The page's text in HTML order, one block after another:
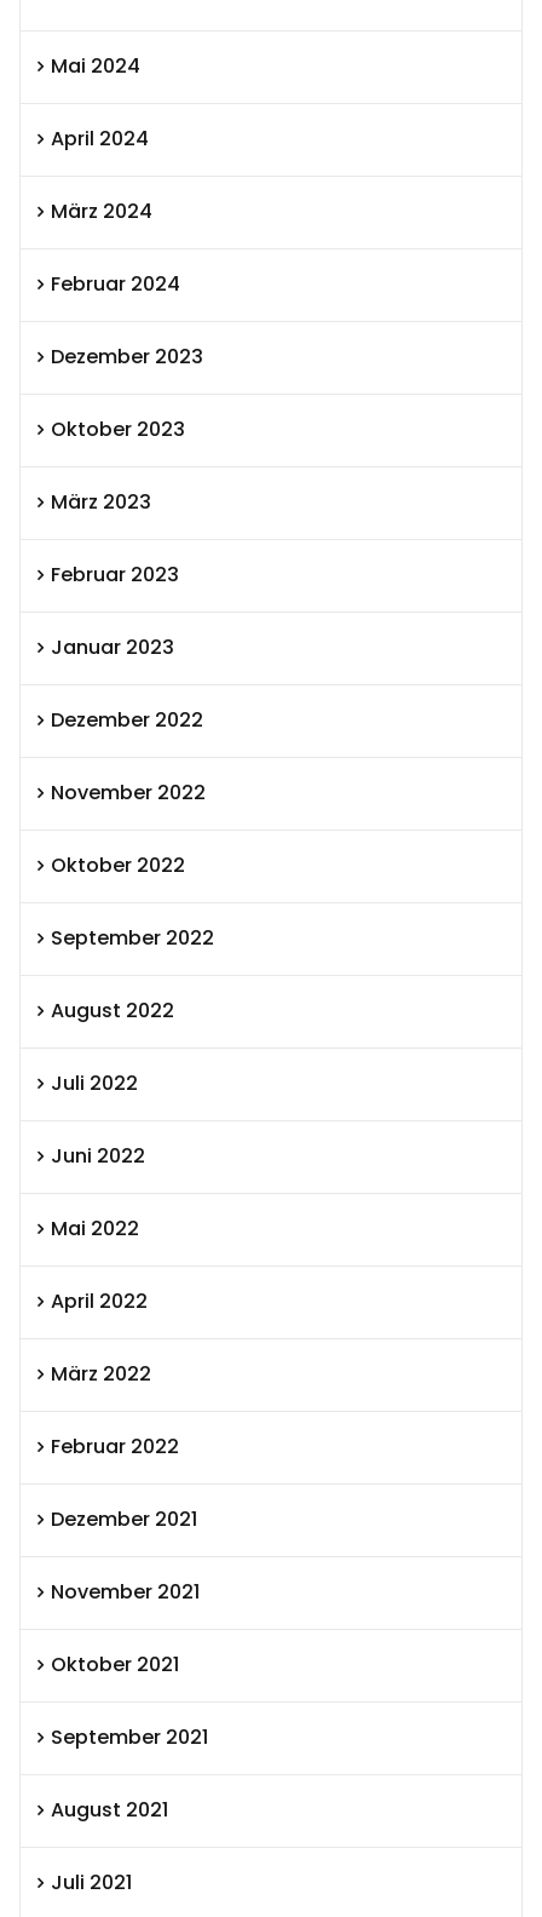
Mai 2024
April 2024
März 2024
Februar 2024
Dezember 2023
Oktober 2023
März 2023
Februar 2023
Januar 2023
Dezember 2022
November 2022
Oktober 2022
September 2022
August 2022
Juli 2022
Juni 2022
Mai 2022
April 2022
März 2022
Februar 2022
Dezember 2021
November 2021
Oktober 2021
September 2021
August 2021
Juli 2021